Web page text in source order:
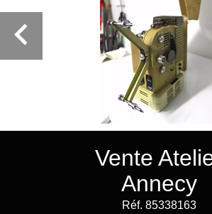
Vente
Annecy
Réf. 85338163